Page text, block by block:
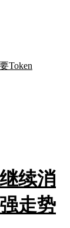
Token
续消
走势